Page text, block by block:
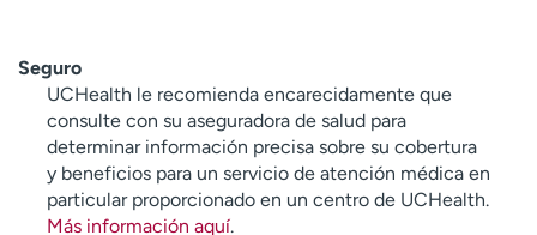
Seguro
UCHealth le recomienda encarecidamente que
consulte con su aseguradora de salud para
determinar información precisa sobre su cobertura
y beneficios para un servicio de atención médica en
particular proporcionado en un centro de UCHealth.
Más información aquí.